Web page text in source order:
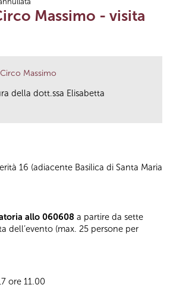
Massimo - visita
Massimo
della dott.ssa Elisabetta
16 (adiacente Basilica di Santa Maria
allo 060608 a partire da sette
dell’evento (max. 25 persone per
ore 11.00